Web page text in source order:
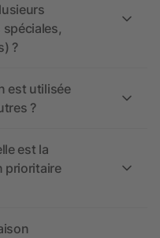
spéciales,
?
est utilisée
?
est la
prioritaire